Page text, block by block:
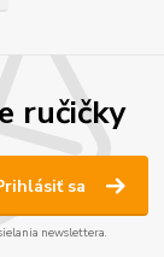
ručičky
sa
newslettera.